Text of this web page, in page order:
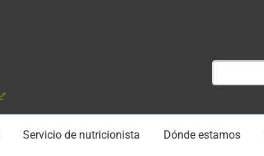
Servicio de nutricionista Dónde estamos